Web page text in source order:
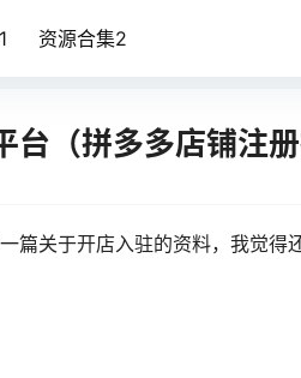
资源合集2
台（拼多多店铺注册
篇关于开店入驻的资料，我觉得